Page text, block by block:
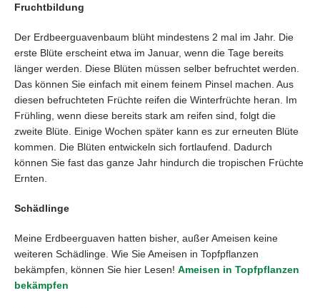
Fruchtbildung
Der Erdbeerguavenbaum blüht mindestens 2 mal im Jahr. Die
erste Blüte erscheint etwa im Januar, wenn die Tage bereits
länger werden. Diese Blüten müssen selber befruchtet werden.
Das können Sie einfach mit einem feinem Pinsel machen. Aus
diesen befruchteten Früchte reifen die Winterfrüchte heran. Im
Frühling, wenn diese bereits stark am reifen sind, folgt die
zweite Blüte. Einige Wochen später kann es zur erneuten Blüte
kommen. Die Blüten entwickeln sich fortlaufend. Dadurch
können Sie fast das ganze Jahr hindurch die tropischen Früchte
Ernten.
Schädlinge
Meine Erdbeerguaven hatten bisher, außer Ameisen keine
weiteren Schädlinge. Wie Sie Ameisen in Topfpflanzen
bekämpfen, können Sie hier Lesen! Ameisen in Topfpflanzen
bekämpfen